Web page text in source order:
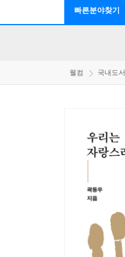
빠른분야찾기
웰컴 국내도서